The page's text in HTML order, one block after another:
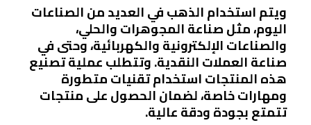
ويتم استخدام الذهب في العديد من الصناعات
اليوم، مثل صناعة المجوهرات والحلي،
والصناعات الإلكترونية والكهربائية، وحتى في
صناعة العملات النقدية. وتتطلب عملية تصنيع
هذه المنتجات استخدام تقنيات متطورة
ومهارات خاصة، لضمان الحصول على منتجات
تتمتع بجودة ودقة عالية.